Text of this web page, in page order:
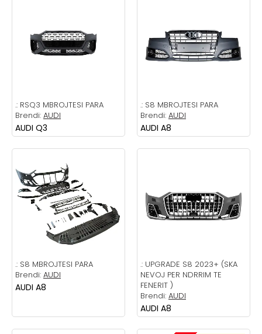
.: RSQ3 MBROJTESI PARA
Brendi: AUDI
AUDI Q3
.: S8 MBROJTESI PARA
Brendi: AUDI
AUDI A8
.: S8 MBROJTESI PARA
Brendi: AUDI
AUDI A8
.: UPGRADE S8 2023+ (SKA
NEVOJ PER NDRRIM TE
FENERIT )
Brendi: AUDI
AUDI A8